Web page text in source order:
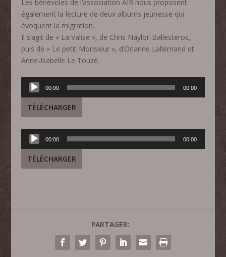
Les bénévoles de l’association AIR nous proposent
également la lecture de deux albums jeunesse qui
évoquent la migration.
Il s’agit de « La Valise », de Chris Naylor-Ballesteros,
puis de « Le petit Monsieur », d’Orianne Lallemand et
Anne-Isabelle Le Touzé.
Lecteur
audio
00:00 00:00
TÉLÉCHARGER
Lecteur
audio
00:00 00:00
TÉLÉCHARGER
PARTAGER: